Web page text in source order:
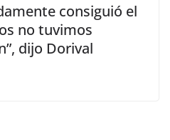
consiguió el
no tuvimos
dijo Dorival